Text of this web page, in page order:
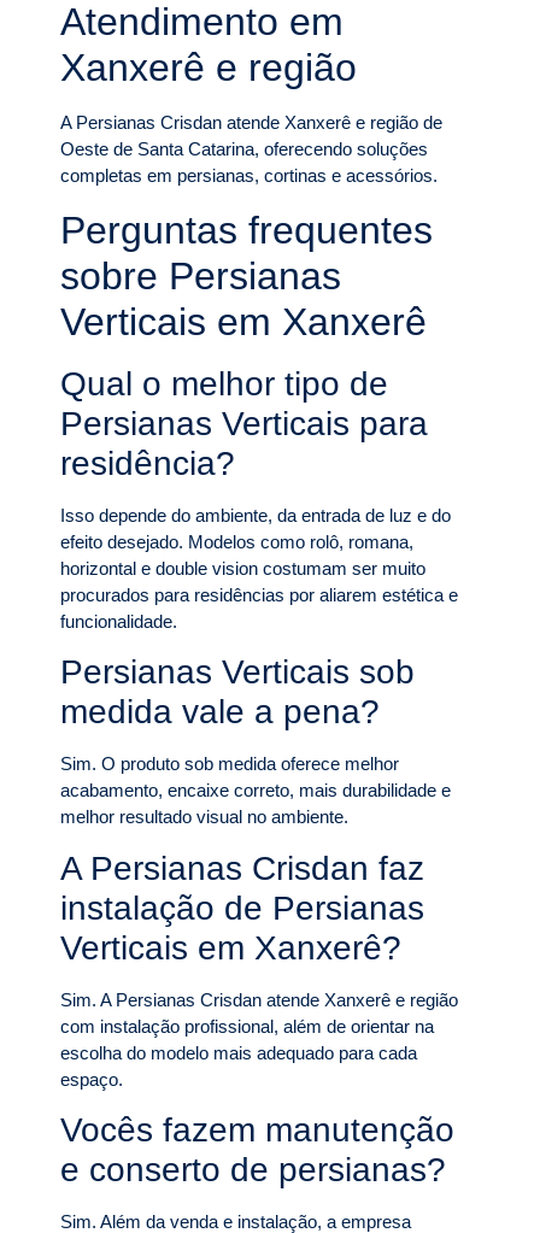
Atendimento em
Xanxerê e região
A Persianas Crisdan atende Xanxerê e região de
Oeste de Santa Catarina, oferecendo soluções
completas em persianas, cortinas e acessórios.
Perguntas frequentes
sobre Persianas
Verticais em Xanxerê
Qual o melhor tipo de
Persianas Verticais para
residência?
Isso depende do ambiente, da entrada de luz e do
efeito desejado. Modelos como rolô, romana,
horizontal e double vision costumam ser muito
procurados para residências por aliarem estética e
funcionalidade.
Persianas Verticais sob
medida vale a pena?
Sim. O produto sob medida oferece melhor
acabamento, encaixe correto, mais durabilidade e
melhor resultado visual no ambiente.
A Persianas Crisdan faz
instalação de Persianas
Verticais em Xanxerê?
Sim. A Persianas Crisdan atende Xanxerê e região
com instalação profissional, além de orientar na
escolha do modelo mais adequado para cada
espaço.
Vocês fazem manutenção
e conserto de persianas?
Sim. Além da venda e instalação, a empresa